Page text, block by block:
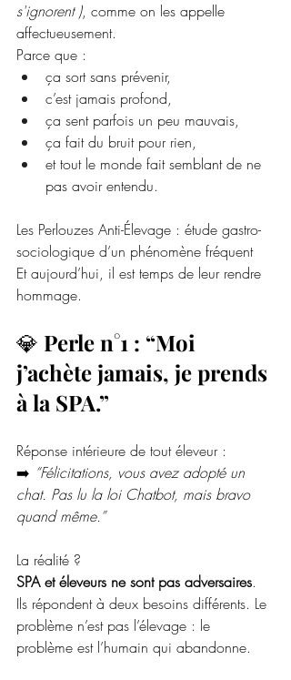
s'ignorent ), comme on les appelle
affectueusement.
Parce que :
ça sort sans prévenir,
c’est jamais profond,
ça sent parfois un peu mauvais,
ça fait du bruit pour rien,
et tout le monde fait semblant de ne
pas avoir entendu.
Les Perlouzes Anti-Élevage : étude gastro-
sociologique d’un phénomène fréquent
Et aujourd’hui, il est temps de leur rendre
hommage.
💎 Perle n°1 : “Moi
j’achète jamais, je prends
à la SPA.”
Réponse intérieure de tout éleveur :
➡️ “Félicitations, vous avez adopté un
chat. Pas lu la loi Chatbot, mais bravo
quand même.”
La réalité ?
SPA et éleveurs ne sont pas adversaires.
Ils répondent à deux besoins différents. Le
problème n’est pas l’élevage : le
problème est l’humain qui abandonne.